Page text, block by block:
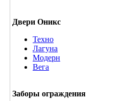
Двери Оникс
Техно
Лагуна
Модерн
Вега
Заборы ограждения